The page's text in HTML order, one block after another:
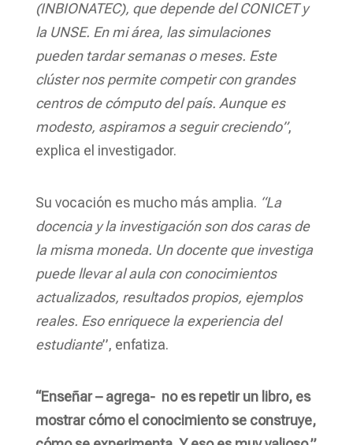
(INBIONATEC), que depende del CONICET y
la UNSE. En mi área, las simulaciones
pueden tardar semanas o meses. Este
clúster nos permite competir con grandes
centros de cómputo del país. Aunque es
modesto, aspiramos a seguir creciendo”,
explica el investigador.
Su vocación es mucho más amplia. “La
docencia y la investigación son dos caras de
la misma moneda. Un docente que investiga
puede llevar al aula con conocimientos
actualizados, resultados propios, ejemplos
reales. Eso enriquece la experiencia del
estudiante”, enfatiza.
“Enseñar – agrega- no es repetir un libro, es
mostrar cómo el conocimiento se construye,